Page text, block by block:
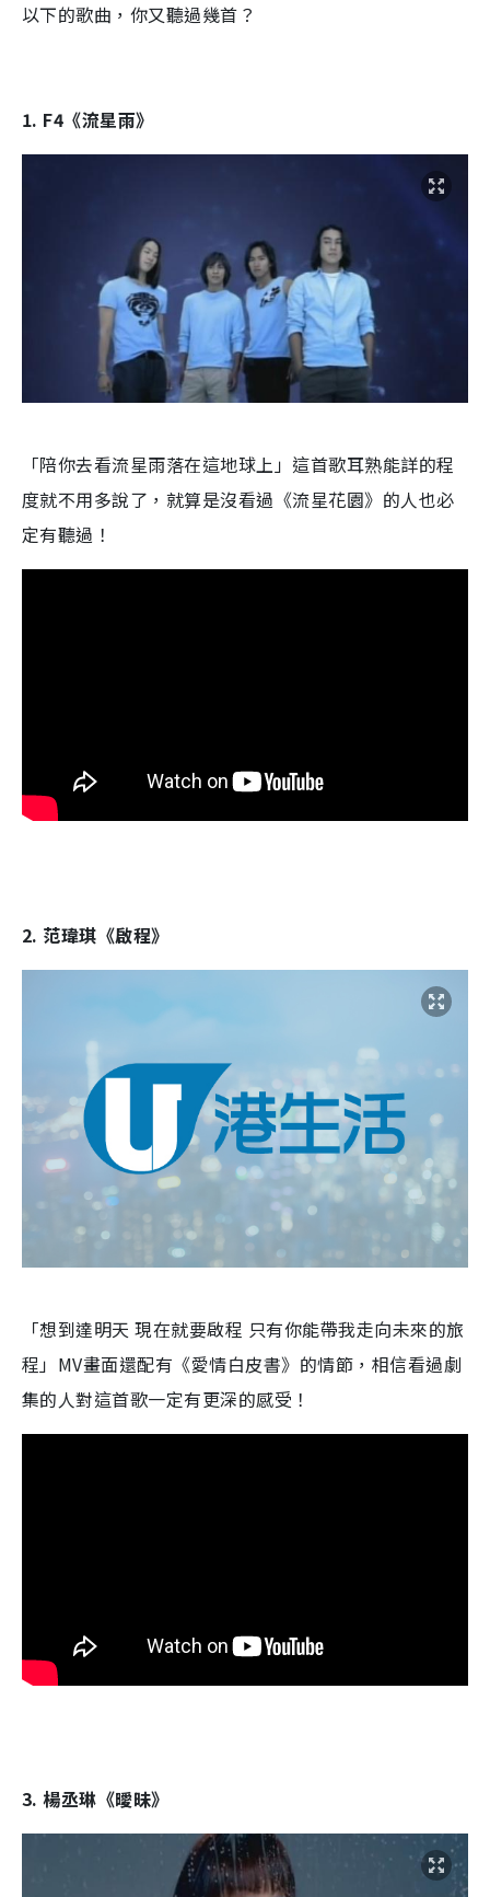
以下的歌曲，你又聽過幾首？
1. F4《流星雨》
「陪你去看流星雨落在這地球上」這首歌耳熟能詳的程
度就不用多說了，就算是沒看過《流星花園》的人也必
定有聽過！
2. 范瑋琪《啟程》
「想到達明天 現在就要啟程 只有你能帶我走向未來的旅
程」MV畫面還配有《愛情白皮書》的情節，相信看過劇
集的人對這首歌一定有更深的感受！
3. 楊丞琳《曖昧》